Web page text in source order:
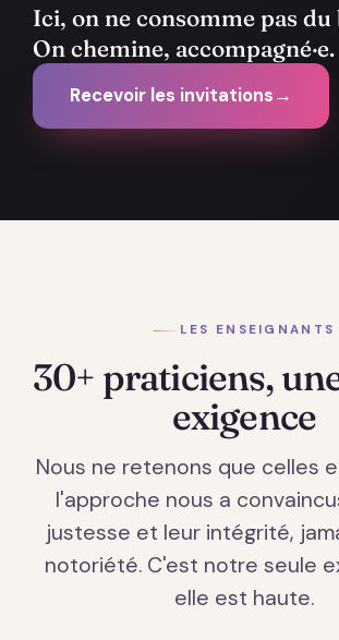
Ici, on ne consomme pas
On chemine, accompagné·e.
Recevoir les invitations→
LES ENSEIGNANTS
30+ praticiens,
exigence
Nous ne retenons que celles
l'approche nous a
justesse et leur intégrité,
notoriété. C'est notre seule
elle est haute.